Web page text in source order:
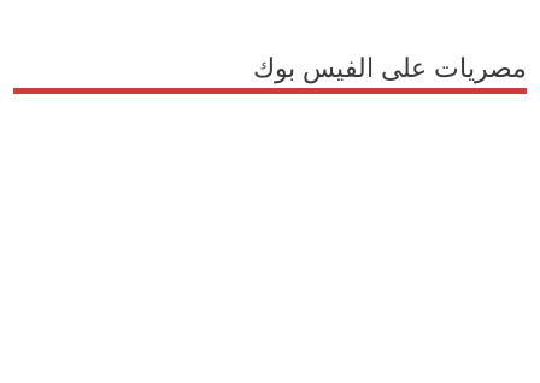
مصريات على الفيس بوك